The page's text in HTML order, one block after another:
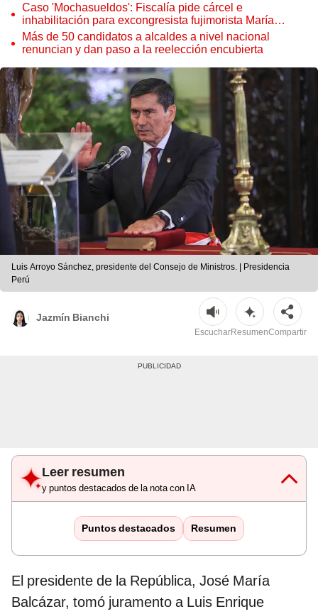
Caso 'Mochasueldos': Fiscalía pide cárcel e
inhabilitación para excongresista fujimorista María
Cordero Jon Tay
Más de 50 candidatos a alcaldes a nivel nacional
renuncian y dan paso a la reelección encubierta
Luis Arroyo Sánchez, presidente del Consejo de Ministros. | Presidencia
Perú
Jazmín Bianchi
EscucharResumenCompartir
Leer resumen
y puntos destacados de la nota con IA
Puntos destacados Resumen
El presidente de la República, José María
Balcázar, tomó juramento a Luis Enrique